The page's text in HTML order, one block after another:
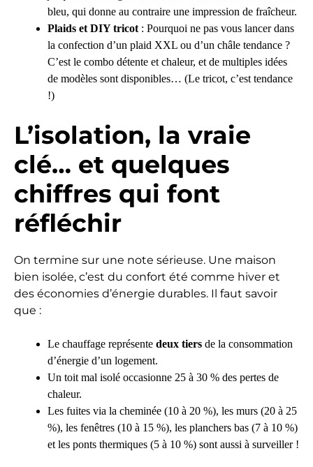
bleu, qui donne au contraire une impression de fraîcheur.
Plaids et DIY tricot : Pourquoi ne pas vous lancer dans
la confection d’un plaid XXL ou d’un châle tendance ?
C’est le combo détente et chaleur, et de multiples idées
de modèles sont disponibles… (Le tricot, c’est tendance
!)
L’isolation, la vraie
clé… et quelques
chiffres qui font
réfléchir
On termine sur une note sérieuse. Une maison
bien isolée, c’est du confort été comme hiver et
des économies d’énergie durables. Il faut savoir
que :
Le chauffage représente deux tiers de la consommation
d’énergie d’un logement.
Un toit mal isolé occasionne 25 à 30 % des pertes de
chaleur.
Les fuites via la cheminée (10 à 20 %), les murs (20 à 25
%), les fenêtres (10 à 15 %), les planchers bas (7 à 10 %)
et les ponts thermiques (5 à 10 %) sont aussi à surveiller !